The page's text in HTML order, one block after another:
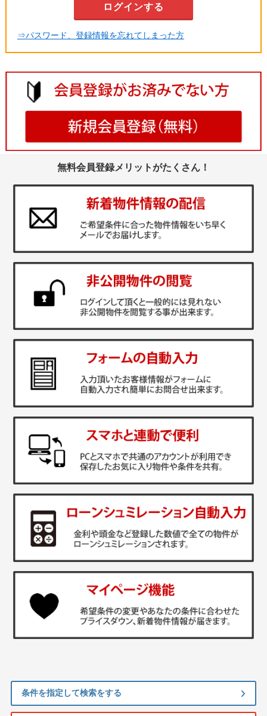
⇒パスワード、登録情報を忘れてしまった方
無料会員登録メリットがたくさん！
条件を指定して検索をする